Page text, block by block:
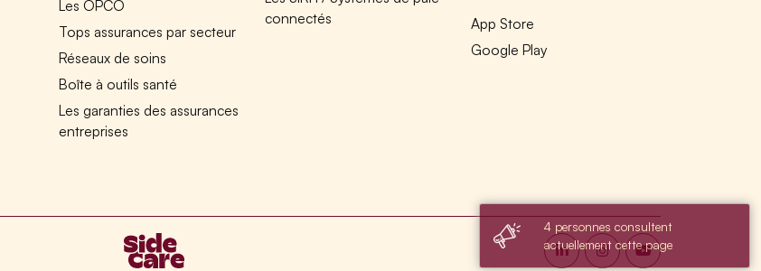
Les OPCO
Tops assurances par secteur
Réseaux de soins
Boîte à outils santé
Les garanties des assurances
entreprises
connectés
App Store
Google Play
confidentialité, en garantissant la conformité avec les réglementations. Personnalisez vos préférences pour
4 personnes consultent
actuellement cette page